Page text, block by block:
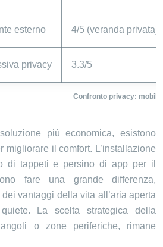
Confronto privacy:
esterno 4/5 (veranda privata)
privacy 3.3/5
più economica, esistono
migliorare il comfort. L’installazione
di tappeti e persino di app per il
fare una grande differenza,
vantaggi della vita all’aria aperta
La scelta strategica della
o zone periferiche, rimane